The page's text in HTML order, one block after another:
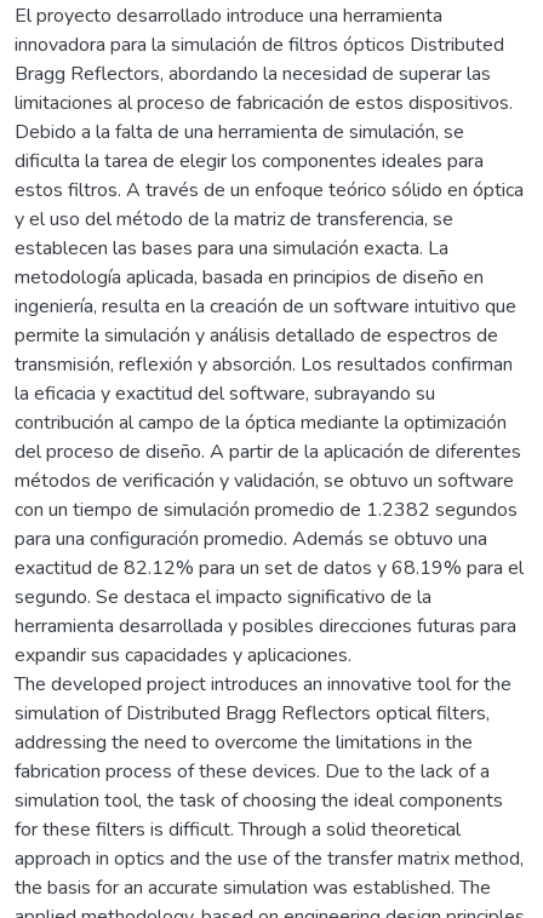
El proyecto desarrollado introduce una herramienta
innovadora para la simulación de filtros ópticos Distributed
Bragg Reflectors, abordando la necesidad de superar las
limitaciones al proceso de fabricación de estos dispositivos.
Debido a la falta de una herramienta de simulación, se
dificulta la tarea de elegir los componentes ideales para
estos filtros. A través de un enfoque teórico sólido en óptica
y el uso del método de la matriz de transferencia, se
establecen las bases para una simulación exacta. La
metodología aplicada, basada en principios de diseño en
ingeniería, resulta en la creación de un software intuitivo que
permite la simulación y análisis detallado de espectros de
transmisión, reflexión y absorción. Los resultados confirman
la eficacia y exactitud del software, subrayando su
contribución al campo de la óptica mediante la optimización
del proceso de diseño. A partir de la aplicación de diferentes
métodos de verificación y validación, se obtuvo un software
con un tiempo de simulación promedio de 1.2382 segundos
para una configuración promedio. Además se obtuvo una
exactitud de 82.12% para un set de datos y 68.19% para el
segundo. Se destaca el impacto significativo de la
herramienta desarrollada y posibles direcciones futuras para
expandir sus capacidades y aplicaciones.
The developed project introduces an innovative tool for the
simulation of Distributed Bragg Reflectors optical filters,
addressing the need to overcome the limitations in the
fabrication process of these devices. Due to the lack of a
simulation tool, the task of choosing the ideal components
for these filters is difficult. Through a solid theoretical
approach in optics and the use of the transfer matrix method,
the basis for an accurate simulation was established. The